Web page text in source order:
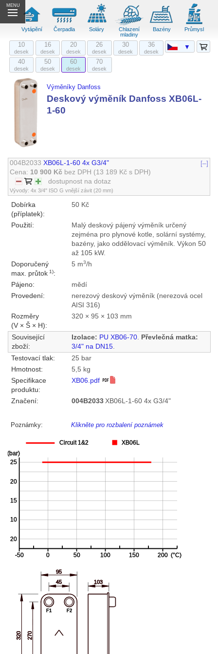
MENU
Vytápění Čerpadla Soláry
Chlazení
mladiny
Bazény Průmysl
10
desek
16
desek
20
desek
26
desek
30
desek
36
desek
40
desek
50
desek
60
desek
70
desek
Výměníky Danfoss
Deskový výměník Danfoss XB06L-
1-60
004B2033 XB06L-1-60 4x G3/4"
[–]
Cena: 10 900 Kč bez DPH (13 189 Kč s DPH)
dostupnost na dotaz
Vývody: 4x 3/4" ISO G vnější závit (20 mm)
Dobírka
(příplatek):
50 Kč
Použití:
Malý deskový pájený výměník určený
zejména pro plynové kotle, solární systémy,
bazény, jako oddělovací výměník. Výkon 50
až 105 kW.
Doporučený
max. průtok1):
5 m3/h
Pájeno:
mědí
Provedení:
nerezový deskový výměník (nerezová ocel
AISI 316)
Rozměry
(V × Š × H):
320 × 95 × 103 mm
Související
zboží:
Izolace: PU XB06-70. Převlečná matka:
3/4" na DN15.
Testovací tlak:
25 bar
Hmotnost:
5,5 kg
Specifikace
produktu:
XB06.pdf
Značení: 004B2033 XB06L-1-60 4x G3/4"
Poznámky: Klikněte pro rozbalení poznámek
▼